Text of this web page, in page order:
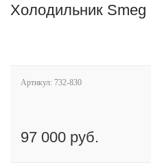
Холодильник Smeg
Артикул: 732-830
97 000 руб.